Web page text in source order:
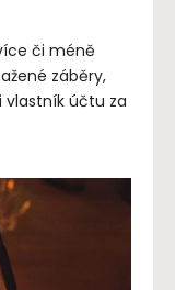
či méně
záběry,
vlastník účtu za